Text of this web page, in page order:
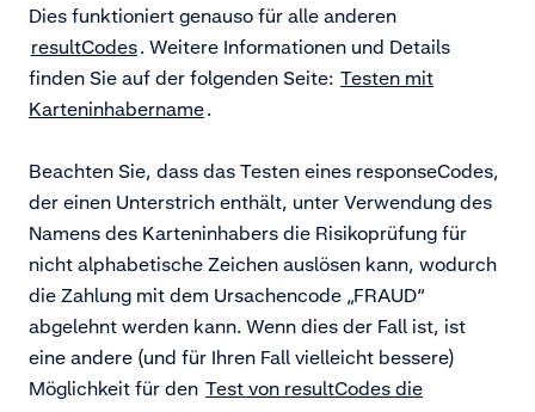
Dies funktioniert genauso für alle anderen
resultCodes. Weitere Informationen und Details
finden Sie auf der folgenden Seite: Testen mit
Karteninhabername.
Beachten Sie, dass das Testen eines responseCodes,
der einen Unterstrich enthält, unter Verwendung des
Namens des Karteninhabers die Risikoprüfung für
nicht alphabetische Zeichen auslösen kann, wodurch
die Zahlung mit dem Ursachencode „FRAUD“
abgelehnt werden kann. Wenn dies der Fall ist, ist
eine andere (und für Ihren Fall vielleicht bessere)
Möglichkeit für den Test von resultCodes die